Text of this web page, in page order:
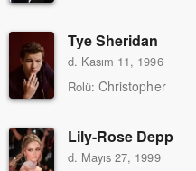
Tye Sheridan
d. Kasım 11, 1996
Rolü: Christopher
Lily-Rose Depp
d. Mayıs 27, 1999